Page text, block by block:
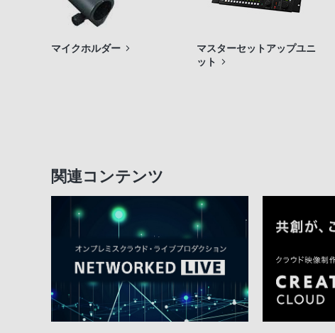
マイクホルダー
マスターセットアップユニ
ット
関連コンテンツ